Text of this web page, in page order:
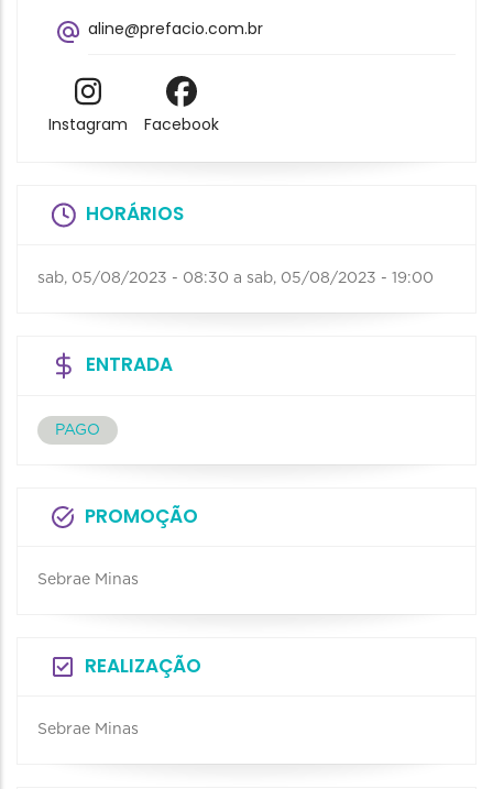
aline@prefacio.com.br
Instagram Facebook
HORÁRIOS
sab, 05/08/2023 - 08:30 a sab, 05/08/2023 - 19:00
ENTRADA
PAGO
PROMOÇÃO
Sebrae Minas
REALIZAÇÃO
Sebrae Minas